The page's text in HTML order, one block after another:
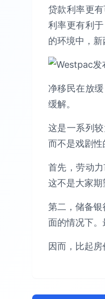
贷款利率更
利率更有利
的环境中，新
净移民在放
缓解。
这是一系列
而不是戏剧性
首先，劳动
这不是大家期
第二，储备
面的情况下。
因而，比起房